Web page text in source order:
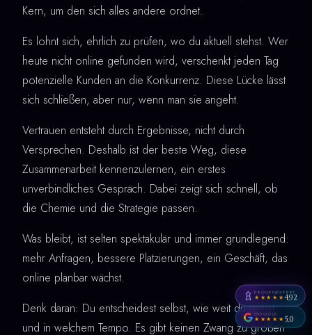
Kern, um den sich alles andere ordnet.
Es lohnt sich, ehrlich zu prüfen, wo du aktuell stehst. Wer
heute nicht online gefunden wird, verschenkt jeden Tag
potenzielle Kunden an die Konkurrenz. Diese Lücke lässt
sich schließen, aber nur, wenn man sie angeht.
Vertrauen entsteht durch Ergebnisse, nicht durch
Versprechen. Deshalb ist der beste Weg, diese
Zusammenarbeit kennenzulernen, ein erstes
unverbindliches Gespräch. Dabei zeigt sich schnell, ob
die Chemie und die Strategie passen.
Was bleibt, ist selten spektakulär und immer grundlegend:
mehr Anfragen, bessere Platzierungen, ein Geschäft, das
online planbar wächst.
Denk daran: Du entscheidest selbst, wie weit du gehst
und in welchem Tempo. Es gibt keinen Zwang zu großen
PROVENEXPERT
★★★★★4,92
GOOGLE
★★★★★5,0